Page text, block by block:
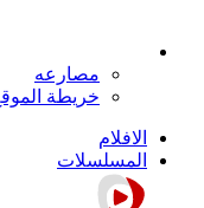
مصارعه
خريطة
الافلام
المسلسلات